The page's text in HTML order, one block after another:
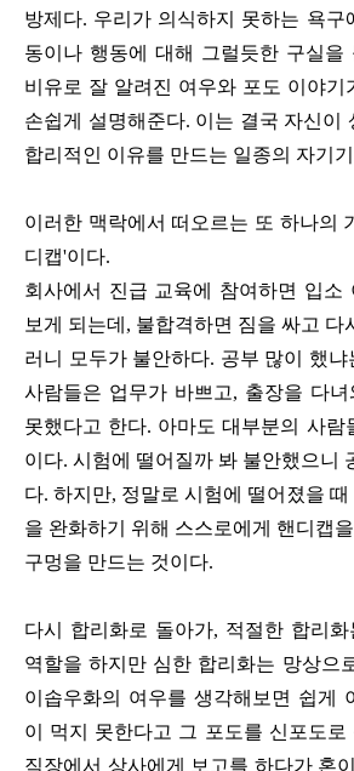
방제다. 우리가 의식하지 못하는 욕구
동이나 행동에 대해 그럴듯한 구실을
비유로 잘 알려진 여우와 포도 이야기
손쉽게 설명해준다. 이는 결국 자신이
합리적인 이유를 만드는 일종의 자기
이러한 맥락에서 떠오르는 또 하나의
디캡'이다.
회사에서 진급 교육에 참여하면 입소
보게 되는데, 불합격하면 짐을 싸고 다
러니 모두가 불안하다. 공부 많이 했
사람들은 업무가 바쁘고, 출장을 다
못했다고 한다. 아마도 대부분의 사람
이다. 시험에 떨어질까 봐 불안했으니
다. 하지만, 정말로 시험에 떨어졌을
을 완화하기 위해 스스로에게 핸디캡
구멍을 만드는 것이다.
다시 합리화로 돌아가, 적절한 합리
역할을 하지만 심한 합리화는 망상으
이솝우화의 여우를 생각해보면 쉽게
이 먹지 못한다고 그 포도를 신포도로
직장에서 상사에게 보고를 하다가 혼